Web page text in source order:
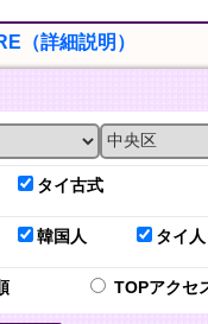
（詳細説明）
タイ古式
韓国人 タイ人
TOPアクセ